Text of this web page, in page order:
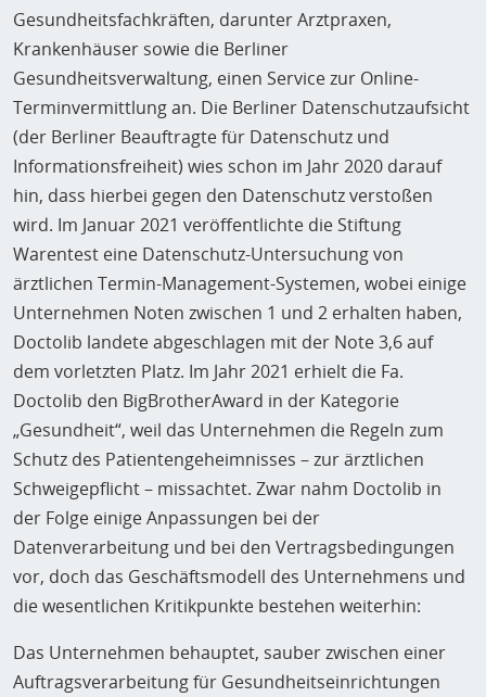
Gesundheitsfachkräften, darunter Arztpraxen,
Krankenhäuser sowie die Berliner
Gesundheitsverwaltung, einen Service zur Online-
Terminvermittlung an. Die Berliner Datenschutzaufsicht
(der Berliner Beauftragte für Datenschutz und
Informationsfreiheit) wies schon im Jahr 2020 darauf
hin, dass hierbei gegen den Datenschutz verstoßen
wird. Im Januar 2021 veröffentlichte die Stiftung
Warentest eine Datenschutz-Untersuchung von
ärztlichen Termin-Management-Systemen, wobei einige
Unternehmen Noten zwischen 1 und 2 erhalten haben,
Doctolib landete abgeschlagen mit der Note 3,6 auf
dem vorletzten Platz. Im Jahr 2021 erhielt die Fa.
Doctolib den BigBrotherAward in der Kategorie
„Gesundheit“, weil das Unternehmen die Regeln zum
Schutz des Patientengeheimnisses – zur ärztlichen
Schweigepflicht – missachtet. Zwar nahm Doctolib in
der Folge einige Anpassungen bei der
Datenverarbeitung und bei den Vertragsbedingungen
vor, doch das Geschäftsmodell des Unternehmens und
die wesentlichen Kritikpunkte bestehen weiterhin:
Das Unternehmen behauptet, sauber zwischen einer
Auftragsverarbeitung für Gesundheitseinrichtungen